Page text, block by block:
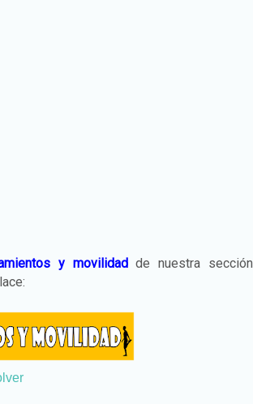
y movilidadde nuestra sección